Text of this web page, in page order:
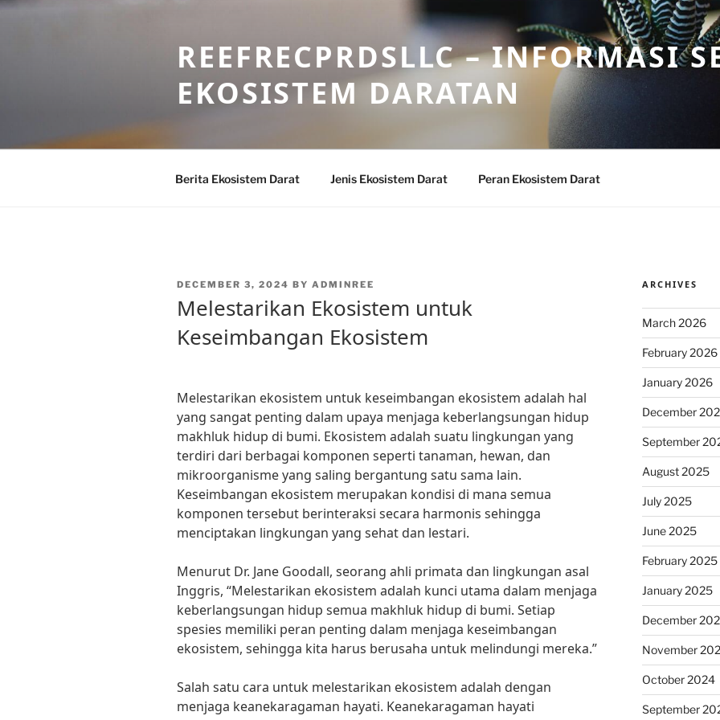
Skip
REEFRECPRDSLLC – INFORMASI
EKOSISTEM DARATAN
Berita Ekosistem Darat Jenis Ekosistem Darat Peran Ekosistem Darat
POSTED
DECEMBER 3, 2024 BY ADMINREE
Melestarikan Ekosistem untuk
Keseimbangan Ekosistem
Melestarikan ekosistem untuk keseimbangan ekosistem adalah hal
yang sangat penting dalam upaya menjaga keberlangsungan hidup
makhluk hidup di bumi. Ekosistem adalah suatu lingkungan yang
terdiri dari berbagai komponen seperti tanaman, hewan, dan
mikroorganisme yang saling bergantung satu sama lain.
Keseimbangan ekosistem merupakan kondisi di mana semua
komponen tersebut berinteraksi secara harmonis sehingga
menciptakan lingkungan yang sehat dan lestari.
Menurut Dr. Jane Goodall, seorang ahli primata dan lingkungan asal
Inggris, “Melestarikan ekosistem adalah kunci utama dalam menjaga
keberlangsungan hidup semua makhluk hidup di bumi. Setiap
spesies memiliki peran penting dalam menjaga keseimbangan
ekosistem, sehingga kita harus berusaha untuk melindungi mereka.”
Salah satu cara untuk melestarikan ekosistem adalah dengan
menjaga keanekaragaman hayati. Keanekaragaman hayati
ARCHIVES
March 2026
February 2026
January 2026
December
September
August 2025
July 2025
June 2025
February 2025
January 2025
December
November
October 2024
September